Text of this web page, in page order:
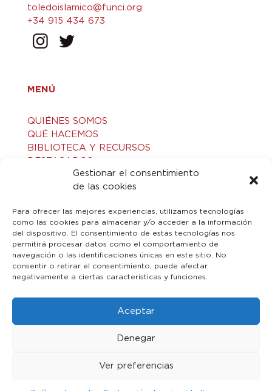
Gestionar el consentimiento
de las cookies
Para ofrecer las mejores experiencias, utilizamos tecnologías
como las cookies para almacenar y/o acceder a la información
del dispositivo. El consentimiento de estas tecnologías nos
permitirá procesar datos como el comportamiento de
navegación o las identificaciones únicas en este sitio. No
consentir o retirar el consentimiento, puede afectar
negativamente a ciertas características y funciones.
Aceptar
Denegar
Ver preferencias
toledoislamico@funci.org
+34 915 434 673
MENÚ
QUIÉNES SOMOS
QUÉ HACEMOS
BIBLIOTECA Y RECURSOS
DESTACADOS
ACTIVIDADES
VISITAS GUIADAS
LEGAL
AVISO LEGAL
POLÍTICA DE COOKIES